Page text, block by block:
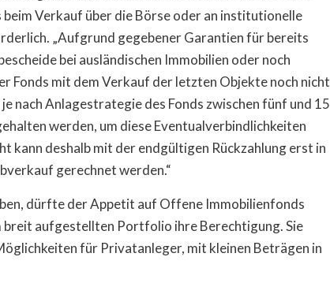
Verkauf über die Börse oder an institutionelle
„Aufgrund gegebener Garantien für bereits
bei ausländischen Immobilien oder noch
Fonds mit dem Verkauf der letzten Objekte noch nicht
nach Anlagestrategie des Fonds zwischen fünf und 15
werden, um diese Eventualverbindlichkeiten
kann deshalb mit der endgültigen Rückzahlung erst in
gerechnet werden.“
dürfte der Appetit auf Offene Immobilienfonds
breit aufgestellten Portfolio ihre Berechtigung. Sie
für Privatanleger, mit kleinen Beträgen in